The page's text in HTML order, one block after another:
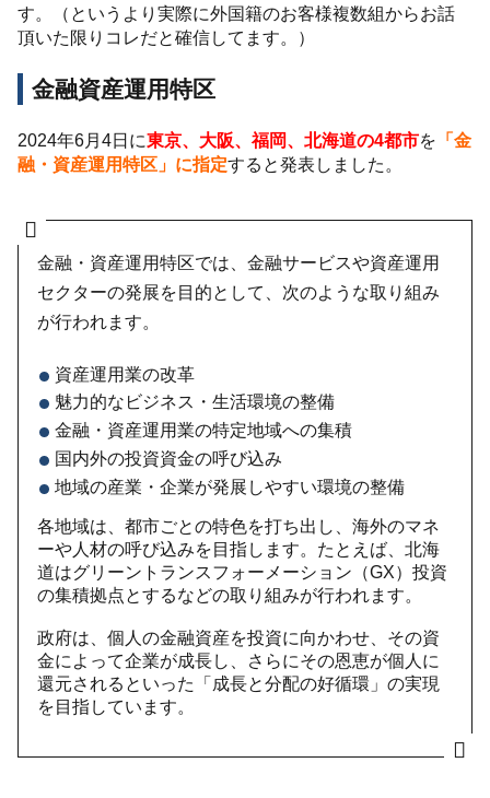
す。（というより実際に外国籍のお客様複数組からお話
頂いた限りコレだと確信してます。）
金融資産運用特区
2024年6月4日に東京、大阪、福岡、北海道の4都市を 「金
融・資産運用特区」に指定すると発表しました。
金融・資産運用特区では、金融サービスや資産運用
セクターの発展を目的として、次のような取り組み
が行われます。
資産運用業の改革
魅力的なビジネス・生活環境の整備
金融・資産運用業の特定地域への集積
国内外の投資資金の呼び込み
地域の産業・企業が発展しやすい環境の整備
各地域は、都市ごとの特色を打ち出し、海外のマネ
ーや人材の呼び込みを目指します。たとえば、北海
道はグリーントランスフォーメーション（GX）投資
の集積拠点とするなどの取り組みが行われます。
政府は、個人の金融資産を投資に向かわせ、その資
金によって企業が成長し、さらにその恩恵が個人に
還元されるといった「成長と分配の好循環」の実現
を目指しています。